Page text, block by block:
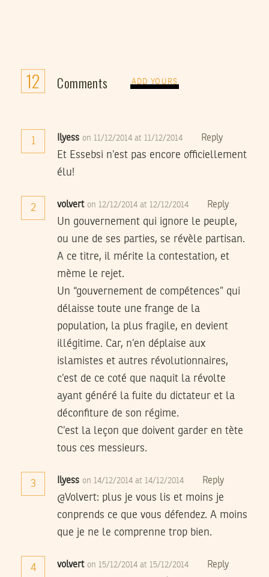
12 Comments ADD YOURS
1 Ilyess on 11/12/2014 at 11/12/2014 Reply
Et Essebsi n’est pas encore officiellement
élu!
2 volvert on 12/12/2014 at 12/12/2014 Reply
Un gouvernement qui ignore le peuple,
ou une de ses parties, se révèle partisan.
A ce titre, il mérite la contestation, et
mème le rejet.
Un “gouvernement de compétences” qui
délaisse toute une frange de la
population, la plus fragile, en devient
illégitime. Car, n’en déplaise aux
islamistes et autres révolutionnaires,
c’est de ce coté que naquit la révolte
ayant généré la fuite du dictateur et la
déconfiture de son régime.
C’est la leçon que doivent garder en tète
tous ces messieurs.
3 Ilyess on 14/12/2014 at 14/12/2014 Reply
@Volvert: plus je vous lis et moins je
conprends ce que vous défendez. A moins
que je ne le comprenne trop bien.
4 volvert on 15/12/2014 at 15/12/2014 Reply